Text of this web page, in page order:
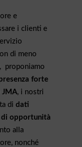
e
i clienti e
di meno
proponiamo
forte
JMA, i nostri
didati
di opportunità
alla
nonché